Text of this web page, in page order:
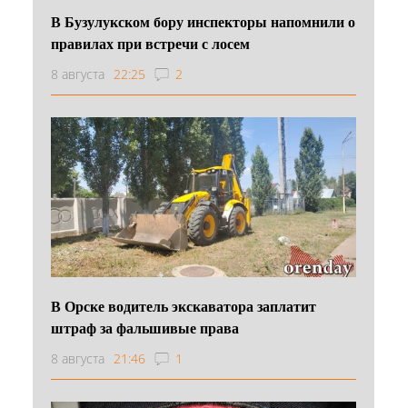
В Бузулукском бору инспекторы напомнили о
правилах при встречи с лосем
8 августа 22:25 2
В Орске водитель экскаватора заплатит
штраф за фальшивые права
8 августа 21:46 1